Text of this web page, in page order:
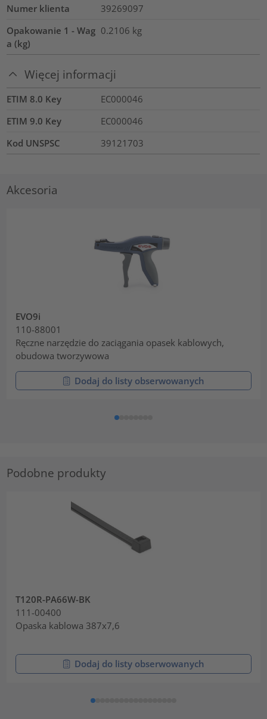
Numer klienta
39269097
Opakowanie 1 - Wag
a (kg)
0.2106 kg
Więcej informacji
ETIM 8.0 Key
EC000046
ETIM 9.0 Key
EC000046
Kod UNSPSC
39121703
Akcesoria
EVO9i
110-88001
Ręczne narzędzie do zaciągania opasek kablowych,
obudowa tworzywowa
Dodaj do listy obserwowanych
Podobne produkty
T120R-PA66W-BK
111-00400
Opaska kablowa 387x7,6
Dodaj do listy obserwowanych